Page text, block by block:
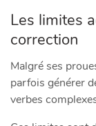
Les limites
correction
Malgré ses
parfois générer
verbes